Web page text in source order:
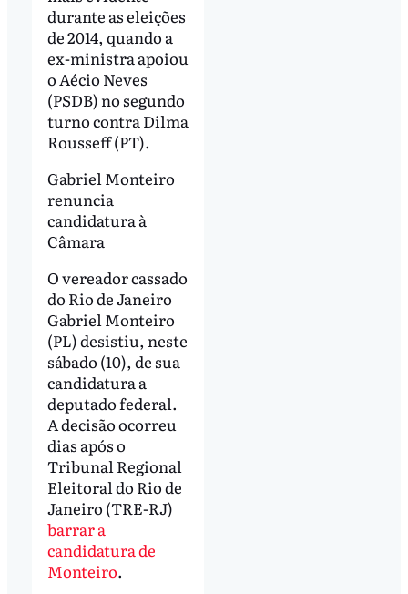
durante as eleições
de 2014, quando a
ex-ministra apoiou
o Aécio Neves
(PSDB) no segundo
turno contra Dilma
Rousseff (PT).
Gabriel Monteiro
renuncia
candidatura à
Câmara
O vereador cassado
do Rio de Janeiro
Gabriel Monteiro
(PL) desistiu, neste
sábado (10), de sua
candidatura a
deputado federal.
A decisão ocorreu
dias após o
Tribunal Regional
Eleitoral do Rio de
Janeiro (TRE-RJ)
barrar a
candidatura de
Monteiro.